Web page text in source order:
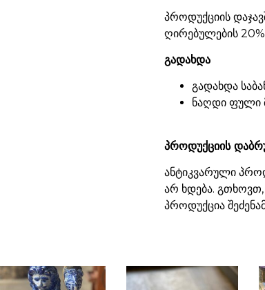
პროდუქციის
ღირებულების
გადახდა
გადახდა
ნაღდი ფული
პროდუქციის
ანტიკვარული
არ ხდება.
პროდუქცია